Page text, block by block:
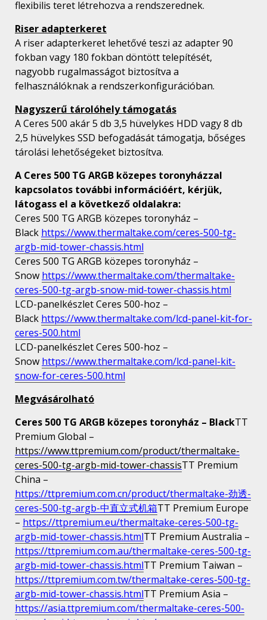
flexibilis teret létrehozva a rendszerednek.
Riser adapterkeret
A riser adapterkeret lehetővé teszi az adapter 90
fokban vagy 180 fokban döntött telepítését,
nagyobb rugalmasságot biztosítva a
felhasználóknak a rendszerkonfigurációban.
Nagyszerű tárolóhely támogatás
A Ceres 500 akár 5 db 3,5 hüvelykes HDD vagy 8 db
2,5 hüvelykes SSD befogadását támogatja, bőséges
tárolási lehetőségeket biztosítva.
A Ceres 500 TG ARGB közepes toronyházzal
kapcsolatos további információért, kérjük,
látogass el a következő oldalakra:
Ceres 500 TG ARGB közepes toronyház –
Black https://www.thermaltake.com/ceres-500-tg-
argb-mid-tower-chassis.html
Ceres 500 TG ARGB közepes toronyház –
Snow https://www.thermaltake.com/thermaltake-
ceres-500-tg-argb-snow-mid-tower-chassis.html
LCD-panelkészlet Ceres 500-hoz –
Black https://www.thermaltake.com/lcd-panel-kit-for-
ceres-500.html
LCD-panelkészlet Ceres 500-hoz –
Snow https://www.thermaltake.com/lcd-panel-kit-
snow-for-ceres-500.html
Megvásárolható
Ceres 500 TG ARGB közepes toronyház – BlackTT
Premium Global –
https://www.ttpremium.com/product/thermaltake-
ceres-500-tg-argb-mid-tower-chassisTT Premium
China –
https://ttpremium.com.cn/product/thermaltake-劲透-
ceres-500-tg-argb-中直立式机箱TT Premium Europe
– https://ttpremium.eu/thermaltake-ceres-500-tg-
argb-mid-tower-chassis.htmlTT Premium Australia –
https://ttpremium.com.au/thermaltake-ceres-500-tg-
argb-mid-tower-chassis.htmlTT Premium Taiwan –
https://ttpremium.com.tw/thermaltake-ceres-500-tg-
argb-mid-tower-chassis.htmlTT Premium Asia –
https://asia.ttpremium.com/thermaltake-ceres-500-